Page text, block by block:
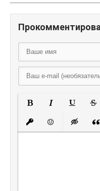
Полужирный
Курсив
ВставитьВставить